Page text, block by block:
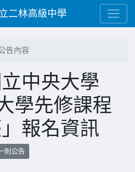
二林高級中學
告內容
中央大學
學先修課程
報名資訊
則公告